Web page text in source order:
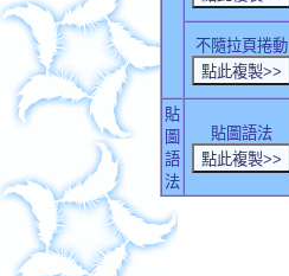
不隨拉頁捲動
貼
圖
語
法
貼圖語法